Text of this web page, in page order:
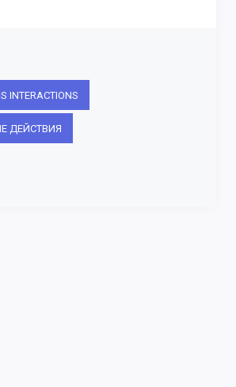
INTERACTIONS
ДЕЙСТВИЯ